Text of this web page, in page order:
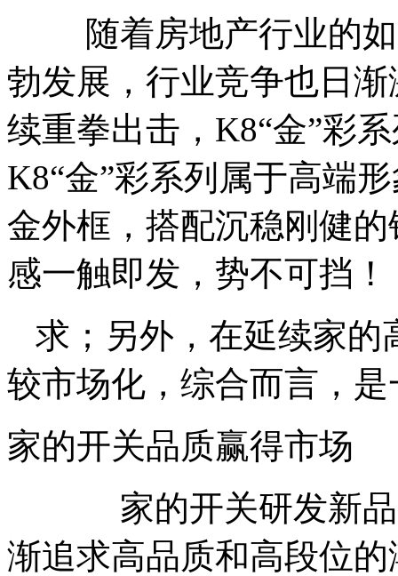
随着房地产行业的如
勃发展，行业竞争也日
续重拳出击，K8“金”彩
K8“金”彩系列属于高端
金外框，搭配沉稳刚健
感一触即发，势不可挡！
求；另外，在延续家的
较市场化，综合而言，
家的开关品质赢得市场
家的开关研发新品的
渐追求高品质和高段位